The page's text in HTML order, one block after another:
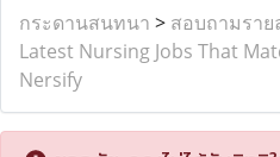
กระดานสนทนา > สอบถามราย
Latest Nursing Jobs That
Nersify